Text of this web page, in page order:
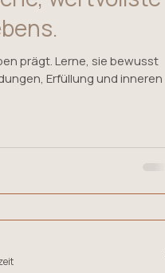
prägt. Lerne, sie bewusst
Erfüllung und inneren